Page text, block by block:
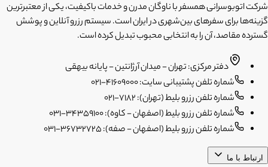
شرکت اتوبوسرانی همسفر با ناوگان مدرن و خدمات باکیفیت، یکی از معتبرترین
گزینه‌ها برای سفرهای بین‌شهری در ایران است. سیستم رزرو آنلاین و پوشش
گسترده مقاصد، آن را به انتخابی محبوب تبدیل کرده است.
دفتر مرکزی: تهران - میدان آرژانتین - پایانه بیهقی
شماره تلفن پشتیبانی سایت: 41609000-021
شماره تلفن رزرو بلیط (تهران): 7182-021
شماره تلفن رزرو بلیط (اصفهان - کاوه): 34359100-031
شماره تلفن رزرو بلیط (اصفهان - صفه): 36732725-031
ارتباط با ما